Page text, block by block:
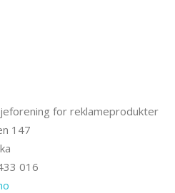
for reklameprodukter
147
016